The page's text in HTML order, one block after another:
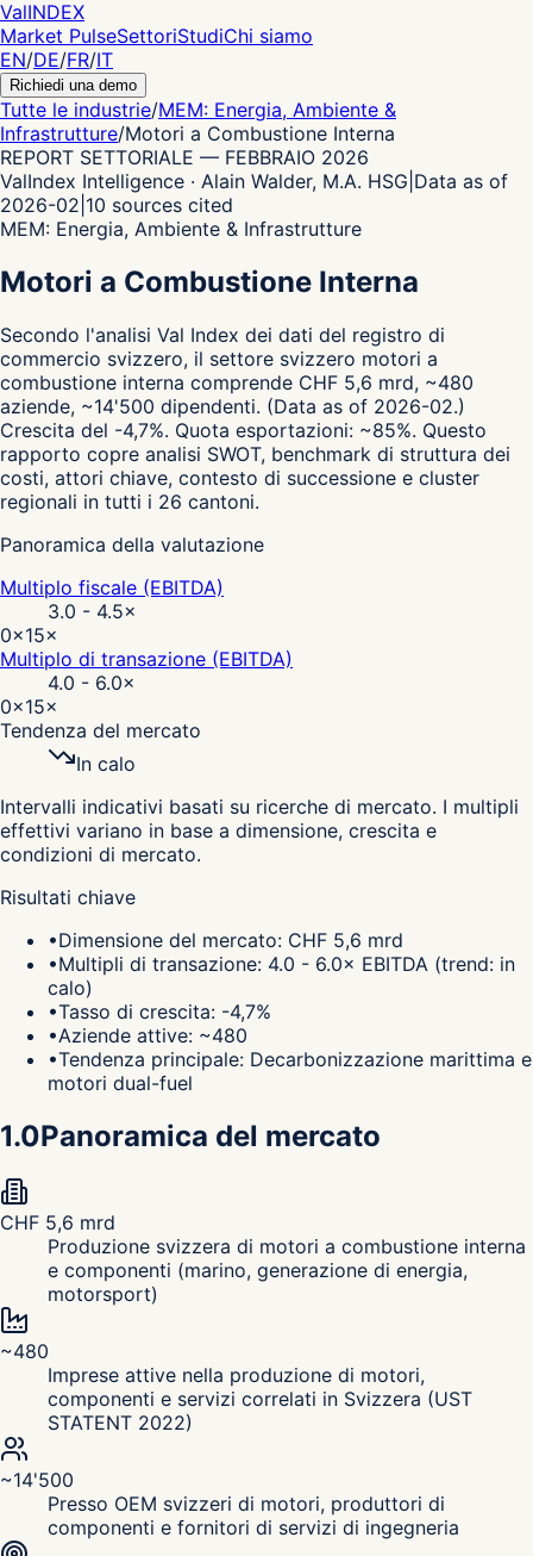
ValINDEX
Market PulseSettoriStudiChi siamo
EN/DE/FR/IT
Richiedi una demo
Tutte le industrie/MEM: Energia, Ambiente &
Infrastrutture/Motori a Combustione Interna
REPORT SETTORIALE — FEBBRAIO 2026
ValIndex Intelligence · Alain Walder, M.A. HSG Data as of
2026-02 10 sources cited
MEM: Energia, Ambiente & Infrastrutture
Motori a Combustione Interna
Secondo l'analisi Val Index dei dati del registro di
commercio svizzero, il settore svizzero motori a
combustione interna comprende CHF 5,6 mrd, ~480
aziende, ~14'500 dipendenti. (Data as of 2026-02.)
Crescita del -4,7%. Quota esportazioni: ~85%. Questo
rapporto copre analisi SWOT, benchmark di struttura dei
costi, attori chiave, contesto di successione e cluster
regionali in tutti i 26 cantoni.
Panoramica della valutazione
Multiplo fiscale (EBITDA)
3.0 - 4.5×
0×15×
Multiplo di transazione (EBITDA)
4.0 - 6.0×
0×15×
Tendenza del mercato
In calo
Intervalli indicativi basati su ricerche di mercato. I multipli
effettivi variano in base a dimensione, crescita e
condizioni di mercato.
Risultati chiave
•Dimensione del mercato: CHF 5,6 mrd
•Multipli di transazione: 4.0 - 6.0× EBITDA (trend: in
calo)
•Tasso di crescita: -4,7%
•Aziende attive: ~480
•Tendenza principale: Decarbonizzazione marittima e
motori dual-fuel
1.0Panoramica del mercato
CHF 5,6 mrd
Produzione svizzera di motori a combustione interna
e componenti (marino, generazione di energia,
motorsport)
~480
Imprese attive nella produzione di motori,
componenti e servizi correlati in Svizzera (UST
STATENT 2022)
~14'500
Presso OEM svizzeri di motori, produttori di
componenti e fornitori di servizi di ingegneria